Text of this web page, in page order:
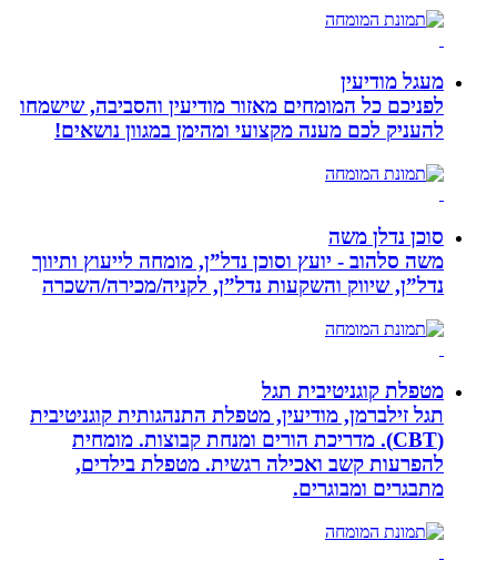
מעגל מודיעין
לפניכם כל המומחים מאזור מודיעין והסביבה, שישמחו
להעניק לכם מענה מקצועי ומהימן במגוון נושאים!
סוכן נדלן משה
משה סלהוב - יועץ וסוכן נדל”ן, מומחה לייעוץ ותיווך
נדל”ן, שיווק והשקעות נדל”ן, לקניה/מכירה/השכרה
מטפלת קוגניטיבית תגל
תגל זילברמן, מודיעין, מטפלת התנהגותית קוגניטיבית
(CBT). מדריכת הורים ומנחת קבוצות. מומחית
להפרעות קשב ואכילה רגשית. מטפלת בילדים,
מתבגרים ומבוגרים.